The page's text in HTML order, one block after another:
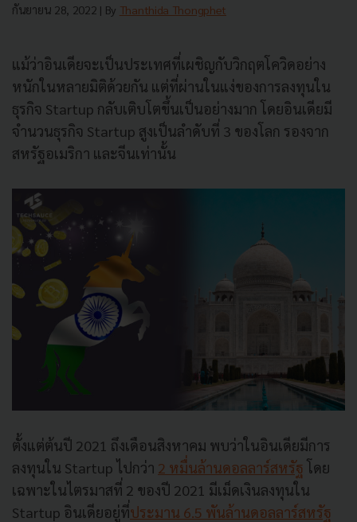
กันยายน 28, 2022 | By Thanthida Thongphet
แม้ว่าอินเดียจะเป็นประเทศที่เผชิญกับวิกฤตโควิดอย่าง
หนักในหลายมิติด้วยกัน แต่ที่ผ่านในแง่ของการลงทุนใน
ธุรกิจ Startup กลับเติบโตขึ้นเป็นอย่างมาก โดยอินเดียมี
จำนวนธุรกิจ Startup สูงเป็นลำดับที่ 3 ของโลก รองจาก
สหรัฐอเมริกา และจีนเท่านั้น
ตั้งแต่ต้นปี 2021 ถึงเดือนสิงหาคม พบว่าในอินเดียมีการ
ลงทุนใน Startup ไปกว่า 2 หมื่นล้านดอลลาร์สหรัฐ โดย
เฉพาะในไตรมาสที่ 2 ของปี 2021 มีเม็ดเงินลงทุนใน
Startup อินเดียอยู่ที่ประมาน 6.5 พันล้านดอลลาร์สหรัฐ